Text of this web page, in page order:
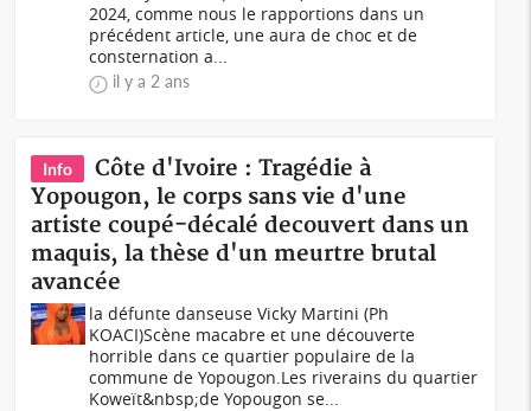
2024, comme nous le rapportions dans un
précédent article, une aura de choc et de
consternation a...
il y a 2 ans
Info
Côte d'Ivoire : Tragédie à
Yopougon, le corps sans vie d'une
artiste coupé-décalé decouvert dans un
maquis, la thèse d'un meurtre brutal
avancée
la défunte danseuse Vicky Martini (Ph
KOACI)Scène macabre et une découverte
horrible dans ce quartier populaire de la
commune de Yopougon.Les riverains du quartier
Koweït&nbsp;de Yopougon se...